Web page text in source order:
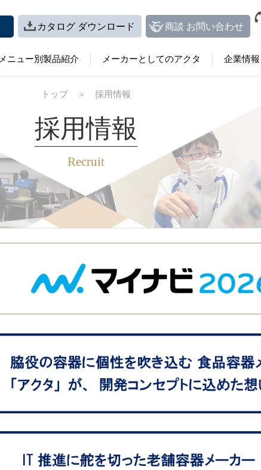
カタログ ダウンロード 商談 お問い合わせ
メニュー別製品紹介 メーカーとしてのアクタ 企業情報
トップ ＞ 採用情報
採用情報
Recruit